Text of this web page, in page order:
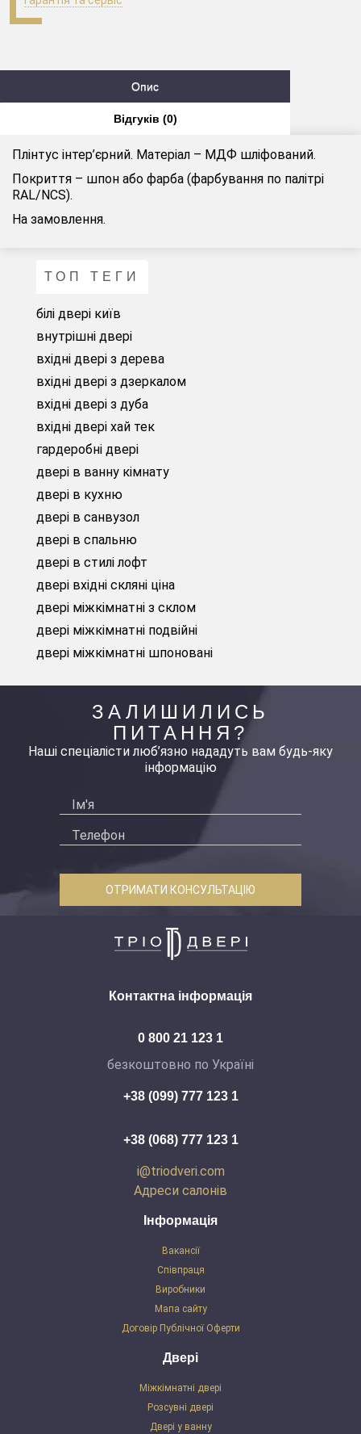
Опис
Відгуків (0)
Плінтус інтер’єрний. Матеріал – МДФ шліфований.
Покриття – шпон або фарба (фарбування по палітрі
RAL/NCS).
На замовлення.
ТОП ТЕГИ
білі двері київ
внутрішні двері
вхідні двері з дерева
вхідні двері з дзеркалом
вхідні двері з дуба
вхідні двері хай тек
гардеробні двері
двері в ванну кімнату
двері в кухню
двері в санвузол
двері в спальню
двері в стилі лофт
двері вхідні скляні ціна
двері міжкімнатні з склом
двері міжкімнатні подвійні
двері міжкімнатні шпоновані
ЗАЛИШИЛИСЬ
ПИТАННЯ?
Наші спеціалісти люб’язно нададуть вам будь-яку
інформацію
ОТРИМАТИ КОНСУЛЬТАЦІЮ
Інформація
Вакансії
Співпраця
Виробники
Мапа сайту
Договір Публічної Оферти
Двері
Міжкімнатні двері
Розсувні двері
Двері у ванну
Контактна інформація
0 800 21 123 1
безкоштовно по Україні
+38 (099) 777 123 1
+38 (068) 777 123 1
i@triodveri.com
Адреси салонів